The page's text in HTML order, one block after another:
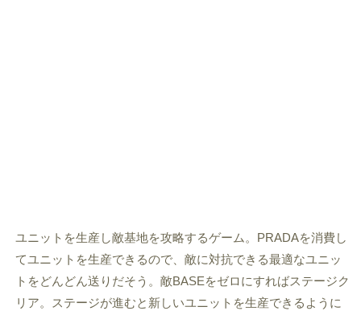
ユニットを生産し敵基地を攻略するゲーム。PRADAを消費し
てユニットを生産できるので、敵に対抗できる最適なユニッ
トをどんどん送りだそう。敵BASEをゼロにすればステージク
リア。ステージが進むと新しいユニットを生産できるように